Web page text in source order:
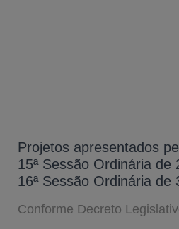
Projetos apresentados
15ª Sessão Ordinária de
16ª Sessão Ordinária de
Conforme Decreto